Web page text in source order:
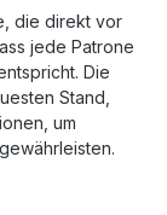
die direkt vor
jede Patrone
Die
Stand,
um